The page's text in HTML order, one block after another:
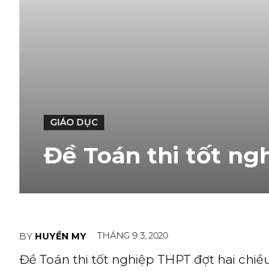
GIÁO DỤC
Đề Toán thi tốt
BY HUYỀN MY THÁNG 9 3, 2020
Đề Toán thi tốt nghiệp THPT đợt hai